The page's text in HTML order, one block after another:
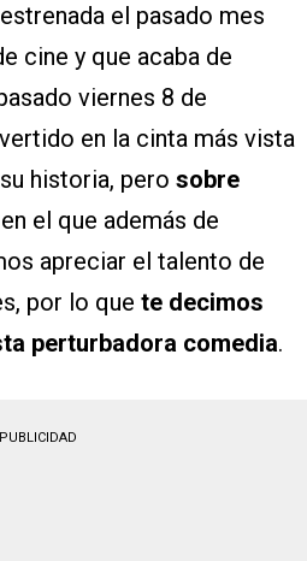
el pasado mes
cine y que acaba de
viernes 8 de
en la cinta más vista
historia, pero sobre
en el que además de
apreciar el talento de
por lo que te decimos
perturbadora comedia.
PUBLICIDAD